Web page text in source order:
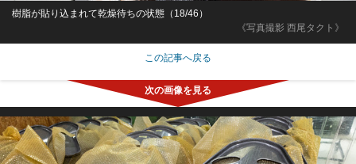
《写真撮影 西尾タクト》
樹脂が貼り込まれて乾燥待ちの状態（18/46）
この記事へ戻る